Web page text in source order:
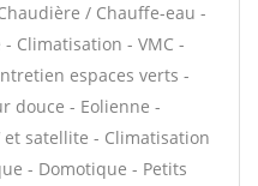
/ Chauffe-eau -
Climatisation - VMC -
espaces verts -
douce - Eolienne -
satellite - Climatisation
- Domotique - Petits